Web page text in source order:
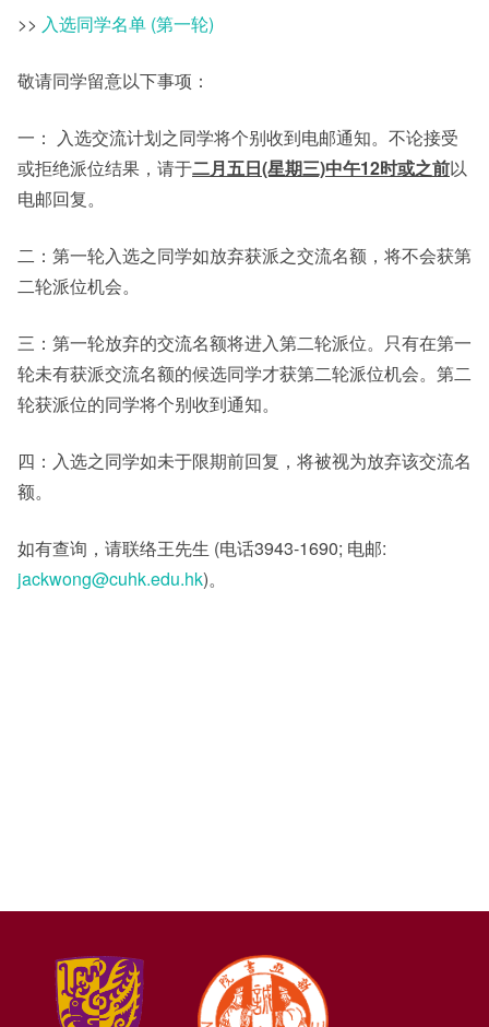
公告
>> 入选同学名单 (第一轮)
敬请同学留意以下事项：
一： 入选交流计划之同学将个别收到电邮通知。不论接受
或拒绝派位结果，请于二月五日(星期三)中午12时或之前以
电邮回复。
二：第一轮入选之同学如放弃获派之交流名额，将不会获第
二轮派位机会。
三：第一轮放弃的交流名额将进入第二轮派位。只有在第一
轮未有获派交流名额的候选同学才获第二轮派位机会。第二
轮获派位的同学将个别收到通知。
四：入选之同学如未于限期前回复，将被视为放弃该交流名
额。
如有查询，请联络王先生 (电话3943-1690; 电邮:
jackwong@cuhk.edu.hk)。